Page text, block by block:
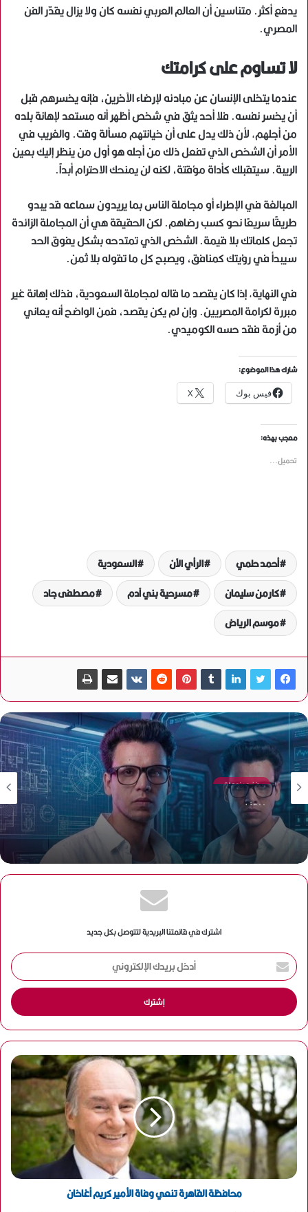
يدفع أكثر. متناسين أن العالم العربي نفسه كان ولا يزال يقدّر الفن
المصري.
لا تساوم على كرامتك
عندما يتخلى الإنسان عن مبادئه لإرضاء الآخرين، فإنه يخسرهم قبل
أن يخسر نفسه. فلا أحد يثق في شخص أظهر أنه مستعد لإهانة بلده
من أجلهم, لأن ذلك يدل على أن خيانتهم مسألة وقت. والغريب في
الأمر أن الشخص الذي تفعل ذلك من أجله هو أول من ينظر إليك بعين
الريبة. سيتقبلك كأداة مؤقتة، لكنه لن يمنحك الاحترام أبداً.
المبالغة في الإطراء أو مجاملة الناس بما يريدون سماعه قد يبدو
طريقًا سريعًا نحو كسب رضاهم. لكن الحقيقة هي أن المجاملة الزائدة
تجعل كلماتك بلا قيمة. الشخص الذي تمتدحه بشكل يفوق الحد
سيبدأ في رؤيتك كمنافق، ويصبح كل ما تقوله بلا ثمن.
في النهاية, إذا كان يقصد ما قاله لمجاملة السعودية، فذلك إهانة غير
مبررة لكرامة المصريين. وإن لم يكن يقصد، فمن الواضح أنه يعاني
من أزمة فقد حسه الكوميدي.
شارك هذا الموضوع:
فيس بوك X
معجب بهذه:
تحميل...
أحمد حلمي الرأي الآن
السعودية
كارمن سليمان
مسرحية بني آدم
مصطفى جاد
موسم الرياض
فن ومنوعات
منذ 3 أيام
«الكود الأخير».. مصطفى عبد الوهاب يخوض أولى بطولاته
المطلقة في الشورت دراما
اشترك في قائمتنا البريدية لتتوصل بكل جديد
أ
د
خ
ل
ر
د
ك
ا
ل
إ
ل
ك
ت
ر
محافظة القاهرة تنعي وفاة الأمير كريم أغاخان